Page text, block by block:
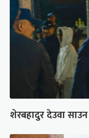
शेरबहादुर देउवा